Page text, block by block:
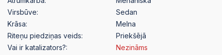
Virsbūve:
Sedan
Krāsa:
Melna
Riteņu piedziņas veids:
Priekšējā
Vai ir katalizators?:
Nezināms